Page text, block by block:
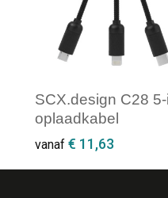
SCX.design C28
oplaadkabel
vanaf € 11,63